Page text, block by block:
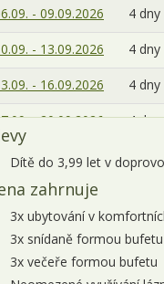
- 09.09.2026 4 dny
- 13.09.2026 4 dny
- 16.09.2026 4 dny
- 20.09.2026 4 dny
- 23.09.2026 4 dny
- 27.09.2026
- 30.09.2026 4 dny
říjen 2026
Dítě do 3,99 let v
zahrnuje
3x ubytování v
3x snídaně formou bufetu
3x večeře formou bufetu